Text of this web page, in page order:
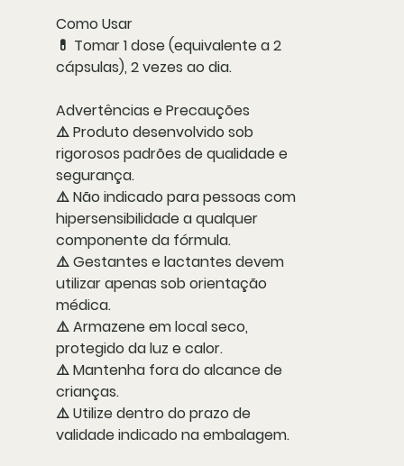
Como Usar
💊 Tomar 1 dose (equivalente a 2
cápsulas), 2 vezes ao dia.
Advertências e Precauções
⚠️ Produto desenvolvido sob
rigorosos padrões de qualidade e
segurança.
⚠️Não indicado para pessoas com
hipersensibilidade a qualquer
componente da fórmula.
⚠️Gestantes e lactantes devem
utilizar apenas sob orientação
médica.
⚠️Armazene em local seco,
protegido da luz e calor.
⚠️Mantenha fora do alcance de
crianças.
⚠️ Utilize dentro do prazo de
validade indicado na embalagem.